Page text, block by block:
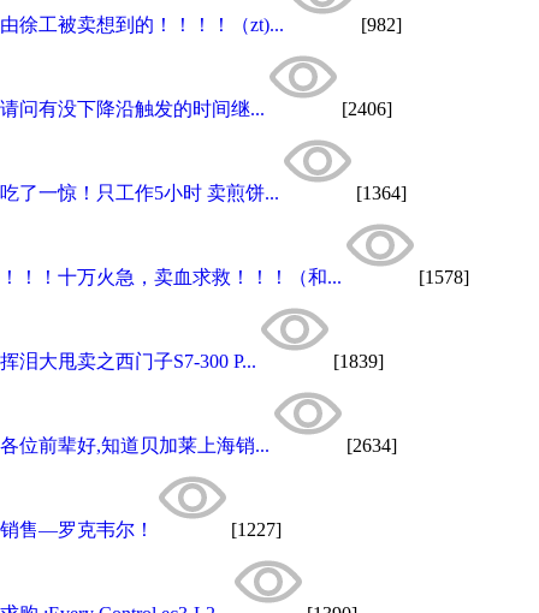
由徐工被卖想到的！！！！（zt)... [982]
请问有没下降沿触发的时间继... [2406]
吃了一惊！只工作5小时 卖煎饼... [1364]
！！！十万火急，卖血求救！！！（和... [1578]
挥泪大甩卖之西门子S7-300 P... [1839]
各位前辈好,知道贝加莱上海销... [2634]
销售—罗克韦尔！ [1227]